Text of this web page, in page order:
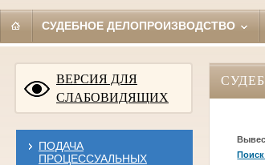
СУДЕБНОЕ ДЕЛОПРОИЗВОДСТВО
ВЕРСИЯ ДЛЯ
СЛАБОВИДЯЩИХ
ПОДАЧА
ПРОЦЕССУАЛЬНЫХ